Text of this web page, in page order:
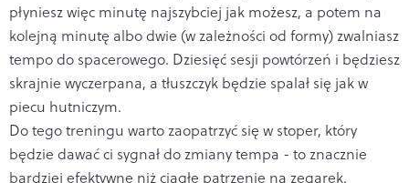
płyniesz więc minutę najszybciej jak możesz, a potem na
kolejną minutę albo dwie (w zależności od formy) zwalniasz
tempo do spacerowego. Dziesięć sesji powtórzeń i będziesz
skrajnie wyczerpana, a tłuszczyk będzie spalał się jak w
piecu hutniczym.
Do tego treningu warto zaopatrzyć się w stoper, który
będzie dawać ci sygnał do zmiany tempa - to znacznie
bardziej efektywne niż ciągłe patrzenie na zegarek.